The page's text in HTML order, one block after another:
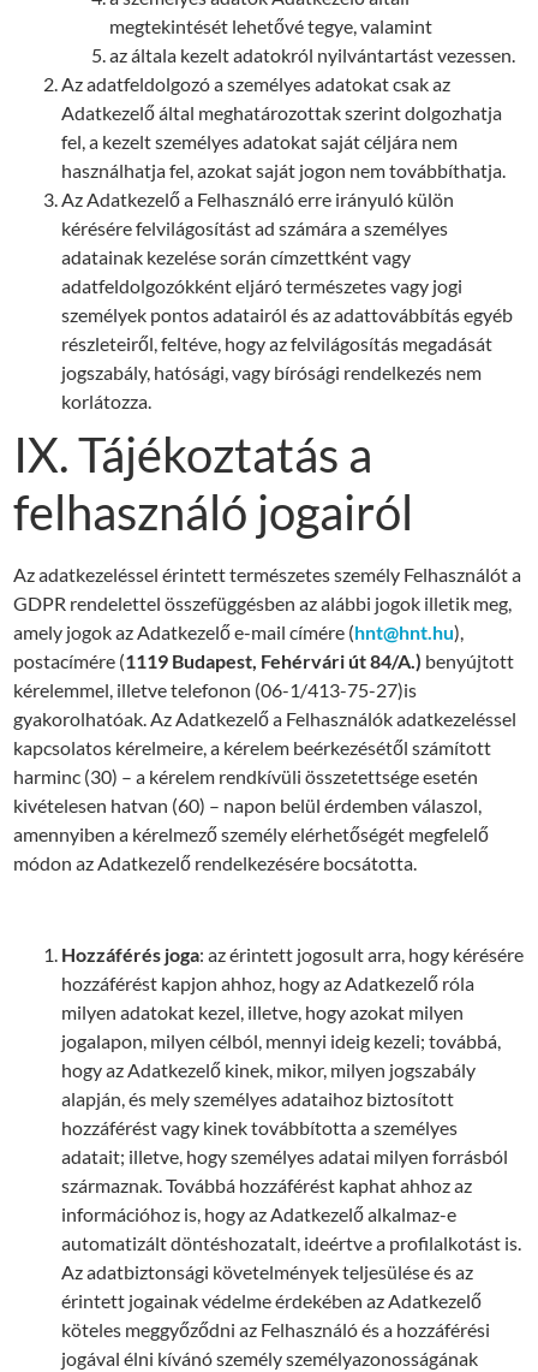
megtekintését lehetővé tegye, valamint
az általa kezelt adatokról nyilvántartást vezessen.
Az adatfeldolgozó a személyes adatokat csak az
Adatkezelő által meghatározottak szerint dolgozhatja
fel, a kezelt személyes adatokat saját céljára nem
használhatja fel, azokat saját jogon nem továbbíthatja.
Az Adatkezelő a Felhasználó erre irányuló külön
kérésére felvilágosítást ad számára a személyes
adatainak kezelése során címzettként vagy
adatfeldolgozókként eljáró természetes vagy jogi
személyek pontos adatairól és az adattovábbítás egyéb
részleteiről, feltéve, hogy az felvilágosítás megadását
jogszabály, hatósági, vagy bírósági rendelkezés nem
korlátozza.
IX. Tájékoztatás a
felhasználó jogairól
Az adatkezeléssel érintett természetes személy Felhasználót a
GDPR rendelettel összefüggésben az alábbi jogok illetik meg,
amely jogok az Adatkezelő e-mail címére (hnt@hnt.hu),
postacímére (1119 Budapest, Fehérvári út 84/A.) benyújtott
kérelemmel, illetve telefonon (06-1/413-75-27)is
gyakorolhatóak. Az Adatkezelő a Felhasználók adatkezeléssel
kapcsolatos kérelmeire, a kérelem beérkezésétől számított
harminc (30) – a kérelem rendkívüli összetettsége esetén
kivételesen hatvan (60) – napon belül érdemben válaszol,
amennyiben a kérelmező személy elérhetőségét megfelelő
módon az Adatkezelő rendelkezésére bocsátotta.
Hozzáférés joga: az érintett jogosult arra, hogy kérésére
hozzáférést kapjon ahhoz, hogy az Adatkezelő róla
milyen adatokat kezel, illetve, hogy azokat milyen
jogalapon, milyen célból, mennyi ideig kezeli; továbbá,
hogy az Adatkezelő kinek, mikor, milyen jogszabály
alapján, és mely személyes adataihoz biztosított
hozzáférést vagy kinek továbbította a személyes
adatait; illetve, hogy személyes adatai milyen forrásból
származnak. Továbbá hozzáférést kaphat ahhoz az
információhoz is, hogy az Adatkezelő alkalmaz-e
automatizált döntéshozatalt, ideértve a profilalkotást is.
Az adatbiztonsági követelmények teljesülése és az
érintett jogainak védelme érdekében az Adatkezelő
köteles meggyőződni az Felhasználó és a hozzáférési
jogával élni kívánó személy személyazonosságának